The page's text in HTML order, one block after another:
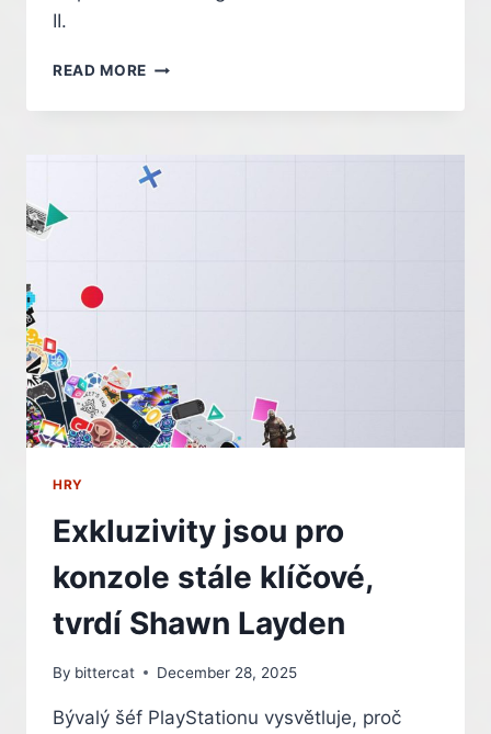
II.
READ MORE DIGITAL
VYBRALO
NEJHORŠÍ
HRY
Exkluzivity jsou pro
konzole stále klíčové,
tvrdí Shawn Layden
By bittercat December 28, 2025
Bývalý šéf PlayStationu vysvětluje, proč